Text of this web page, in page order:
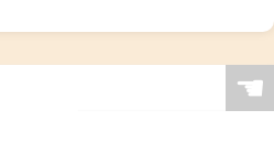
☚